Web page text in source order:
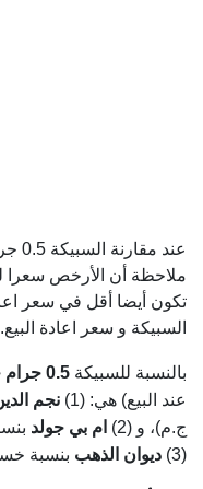
ملاحظة أن الأرخص سعرا
تكون أيضا أقل في سعر
السبيكة و سعر اعادة البيع.
بالنسبة للسبيكة 0.5 جرام جرام
عند البيع) هي: (1)
نجم
ج.م)، و (2)
ام بي جولد
(3)
ديوان الذهب بنسبة